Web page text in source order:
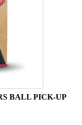
BALL PICK-UP